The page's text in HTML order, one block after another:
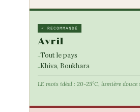
✓ RECOMMANDÉ
Avril
Tout le pays
Khiva, Boukhara
LE mois idéal : 20-25°C, lumière